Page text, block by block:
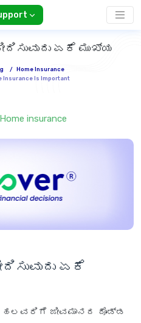
ಏಕೆ ಮುಖ್ಯ
/
Home Insurance
Insurance Is Important
Home insurance
ಏಕೆ
ಹಲವರಿಗೆ ಜೀವಮಾನದ ದೊಡ್ಡ